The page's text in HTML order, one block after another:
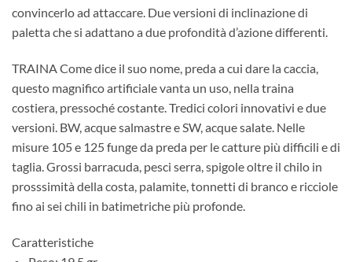
convincerlo ad attaccare. Due versioni di inclinazione di
paletta che si adattano a due profondità d’azione differenti.
TRAINA Come dice il suo nome, preda a cui dare la caccia,
questo magnifico artificiale vanta un uso, nella traina
costiera, pressoché costante. Tredici colori innovativi e due
versioni. BW, acque salmastre e SW, acque salate. Nelle
misure 105 e 125 funge da preda per le catture più difficili e di
taglia. Grossi barracuda, pesci serra, spigole oltre il chilo in
prosssimità della costa, palamite, tonnetti di branco e ricciole
fino ai sei chili in batimetriche più profonde.
Caratteristiche